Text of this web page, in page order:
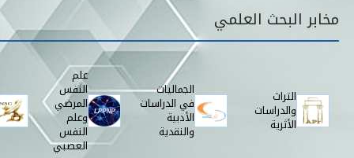
قائمة مخابر البحث
مخابر البحث العلمي
التراث
والدراسات
الأثرية
الجماليات
في الدراسات
الأدبية
والنقدية
علم
النفس
المرضي
وعلم
النفس
العصبي